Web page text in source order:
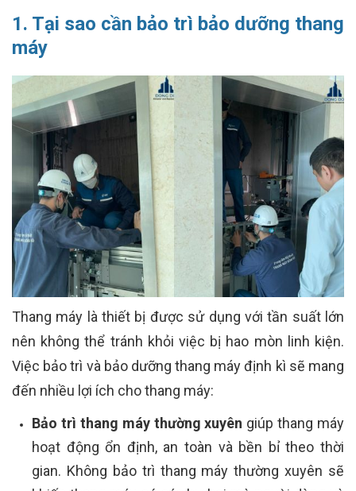
1. Tại sao cần bảo trì bảo dưỡng thang
máy
Thang máy là thiết bị được sử dụng với tần suất lớn
nên không thể tránh khỏi việc bị hao mòn linh kiện.
Việc bảo trì và bảo dưỡng thang máy định kì sẽ mang
đến nhiều lợi ích cho thang máy:
Bảo trì thang máy thường xuyên giúp thang máy
hoạt động ổn định, an toàn và bền bỉ theo thời
gian. Không bảo trì thang máy thường xuyên sẽ